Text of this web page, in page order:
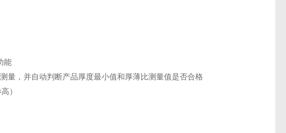
能
量，并自动判断产品厚度最小值和厚薄比测量值是否合格
）